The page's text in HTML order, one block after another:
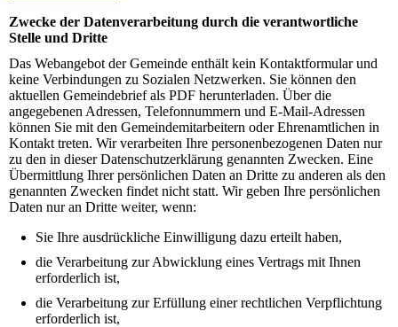
Zwecke der Datenverarbeitung durch die verantwortliche
Stelle und Dritte
Das Webangebot der Gemeinde enthält kein Kontaktformular und
keine Verbindungen zu Sozialen Netzwerken. Sie können den
aktuellen Gemeindebrief als PDF herunterladen. Über die
angegebenen Adressen, Telefonnummern und E-Mail-Adressen
können Sie mit den Gemeindemitarbeitern oder Ehrenamtlichen in
Kontakt treten. Wir verarbeiten Ihre personenbezogenen Daten nur
zu den in dieser Datenschutzerklärung genannten Zwecken. Eine
Übermittlung Ihrer persönlichen Daten an Dritte zu anderen als den
genannten Zwecken findet nicht statt. Wir geben Ihre persönlichen
Daten nur an Dritte weiter, wenn:
Sie Ihre ausdrückliche Einwilligung dazu erteilt haben,
die Verarbeitung zur Abwicklung eines Vertrags mit Ihnen
erforderlich ist,
die Verarbeitung zur Erfüllung einer rechtlichen Verpflichtung
erforderlich ist,